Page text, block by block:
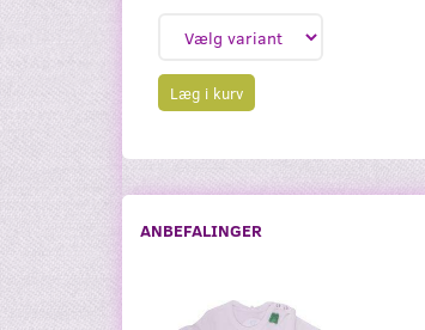
Læg i kurv
ANBEFALINGER